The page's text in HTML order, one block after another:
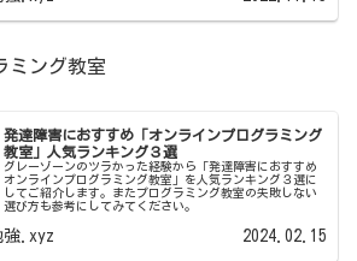
ミング教室
発達障害におすすめ「オンラインプログラミング
教室」人気ランキング３選
グレーゾーンのツラかった経験から「発達障害におすすめ
オンラインプログラミング教室」を人気ランキング３選に
してご紹介します。またプログラミング教室の失敗しない
選び方も参考にしてみてください。
強.xyz 2024.02.15